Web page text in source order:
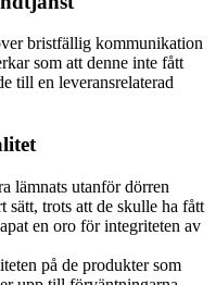
bristfällig kommunikation
som att denne inte fått
till en leveransrelaterad
lämnats utanför dörren
sätt, trots att de skulle ha fått
en oro för integriteten av
på de produkter som